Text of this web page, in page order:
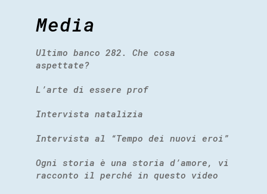
Media
Ultimo banco 282. Che cosa
aspettate?
L’arte di essere prof
Intervista natalizia
Intervista al “Tempo dei nuovi eroi”
Ogni storia è una storia d’amore, vi
racconto il perché in questo video